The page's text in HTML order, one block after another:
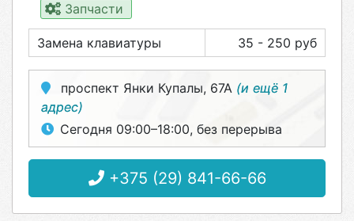
Запчасти
Замена клавиатуры 35 - 250 руб
проспект Янки Купалы, 67А (и ещё 1
адрес)
Сегодня 09:00–18:00, без перерыва
+375 (29) 841-66-66